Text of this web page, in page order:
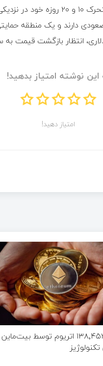
این نوشته امتیاز بدهید!
امتیاز دهید!
خرید ۱۳۸٬۴۵۲ اتریوم توسط بیت‌ماین